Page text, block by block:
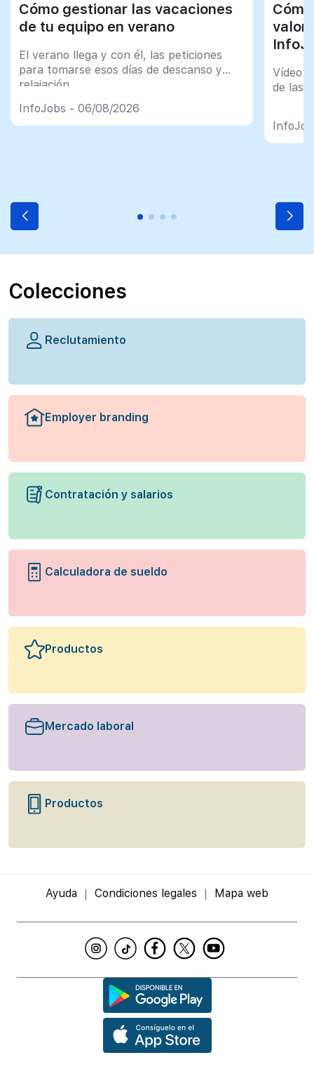
Cómo gestionar las vacaciones
de tu equipo en verano
El verano llega y con él, las peticiones
para tomarse esos días de descanso y
relajación
InfoJobs - 06/08/2026
Vídeo
de las
Colecciones
Reclutamiento
Employer branding
Contratación y salarios
Calculadora de sueldo
Productos
Mercado laboral
Productos
Ayuda Condiciones legales Mapa web